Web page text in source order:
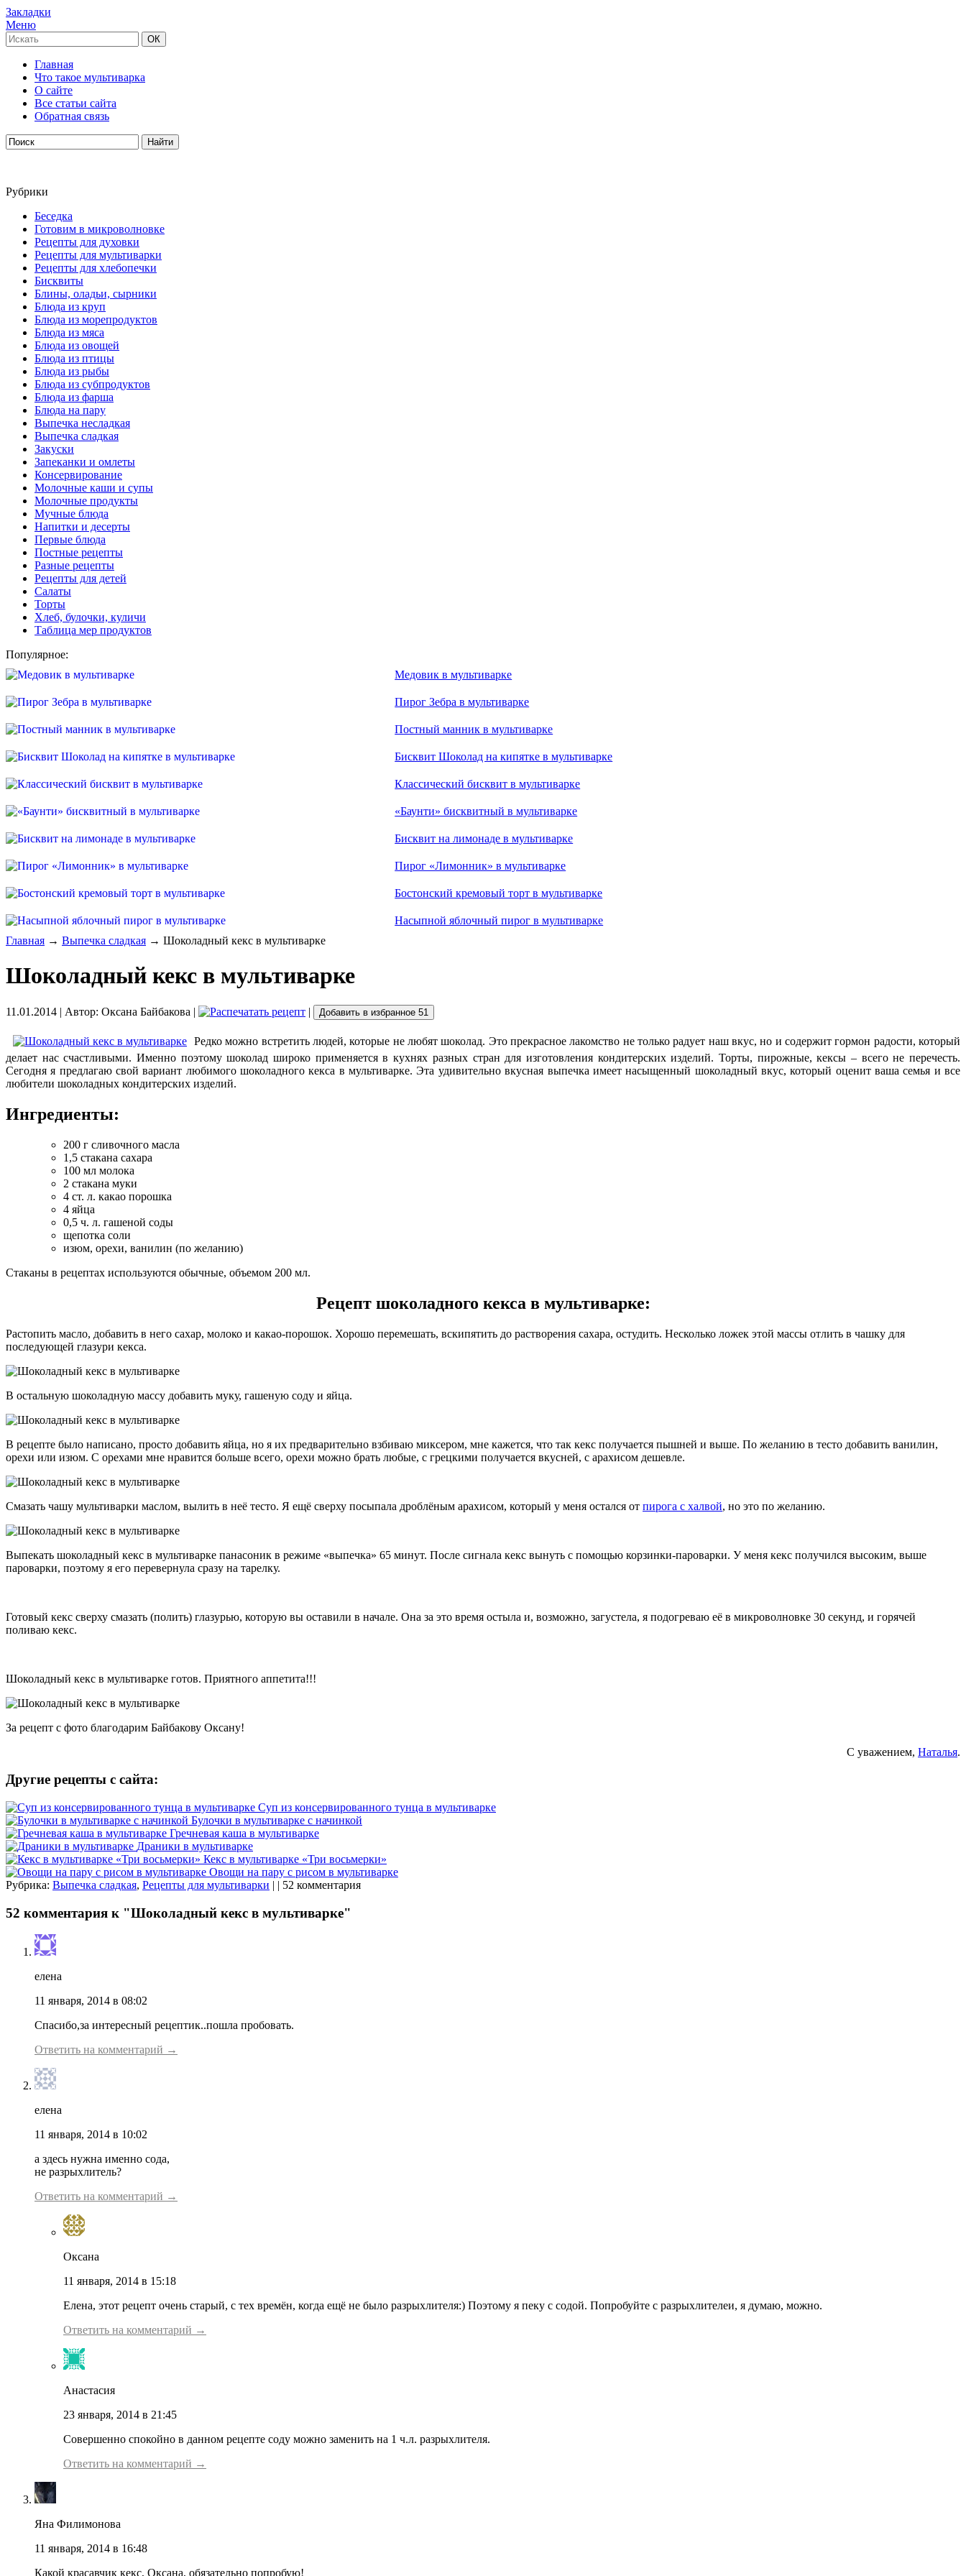
Закладки
Меню
Главная
Что такое мультиварка
О сайте
Все статьи сайта
Обратная связь
Рубрики
Беседка
Готовим в микроволновке
Рецепты для духовки
Рецепты для мультиварки
Рецепты для хлебопечки
Бисквиты
Блины, оладьи, сырники
Блюда из круп
Блюда из морепродуктов
Блюда из мяса
Блюда из овощей
Блюда из птицы
Блюда из рыбы
Блюда из субпродуктов
Блюда из фарша
Блюда на пару
Выпечка несладкая
Выпечка сладкая
Закуски
Запеканки и омлеты
Консервирование
Молочные каши и супы
Молочные продукты
Мучные блюда
Напитки и десерты
Первые блюда
Постные рецепты
Разные рецепты
Рецепты для детей
Салаты
Торты
Хлеб, булочки, куличи
Таблица мер продуктов
Популярное:
Медовик в мультиварке
Пирог Зебра в мультиварке
Постный манник в мультиварке
Бисквит Шоколад на кипятке в мультиварке
Классический бисквит в мультиварке
«Баунти» бисквитный в мультиварке
Бисквит на лимонаде в мультиварке
Пирог «Лимонник» в мультиварке
Бостонский кремовый торт в мультиварке
Насыпной яблочный пирог в мультиварке
Главная → Выпечка сладкая → Шоколадный кекс в мультиварке
Шоколадный кекс в мультиварке
11.01.2014 | Автор: Оксана Байбакова | | Добавить в избранное 51
Редко можно встретить людей, которые не любят шоколад. Это прекрасное лакомство не только радует наш вкус, но и содержит гормон радости, который
делает нас счастливыми. Именно поэтому шоколад широко применяется в кухнях разных стран для изготовления кондитерских изделий. Торты, пирожные, кексы – всего не перечесть.
Сегодня я предлагаю свой вариант любимого шоколадного кекса в мультиварке. Эта удивительно вкусная выпечка имеет насыщенный шоколадный вкус, который оценит ваша семья и все
любители шоколадных кондитерских изделий.
Ингредиенты:
200 г сливочного масла
1,5 стакана сахара
100 мл молока
2 стакана муки
4 ст. л. какао порошка
4 яйца
0,5 ч. л. гашеной соды
щепотка соли
изюм, орехи, ванилин (по желанию)
Стаканы в рецептах используются обычные, объемом 200 мл.
Рецепт шоколадного кекса в мультиварке:
Растопить масло, добавить в него сахар, молоко и какао-порошок. Хорошо перемешать, вскипятить до растворения сахара, остудить. Несколько ложек этой массы отлить в чашку для
последующей глазури кекса.
В остальную шоколадную массу добавить муку, гашеную соду и яйца.
В рецепте было написано, просто добавить яйца, но я их предварительно взбиваю миксером, мне кажется, что так кекс получается пышней и выше. По желанию в тесто добавить ванилин,
орехи или изюм. С орехами мне нравится больше всего, орехи можно брать любые, с грецкими получается вкусней, с арахисом дешевле.
Смазать чашу мультиварки маслом, вылить в неё тесто. Я ещё сверху посыпала дроблёным арахисом, который у меня остался от пирога с халвой, но это по желанию.
Выпекать шоколадный кекс в мультиварке панасоник в режиме «выпечка» 65 минут. После сигнала кекс вынуть с помощью корзинки-пароварки. У меня кекс получился высоким, выше
пароварки, поэтому я его перевернула сразу на тарелку.
Готовый кекс сверху смазать (полить) глазурью, которую вы оставили в начале. Она за это время остыла и, возможно, загустела, я подогреваю её в микроволновке 30 секунд, и горячей
поливаю кекс.
Шоколадный кекс в мультиварке готов. Приятного аппетита!!!
За рецепт с фото благодарим Байбакову Оксану!
С уважением, Наталья.
Другие рецепты с сайта:
Суп из консервированного тунца в мультиварке
Булочки в мультиварке с начинкой
Гречневая каша в мультиварке
Драники в мультиварке
Кекс в мультиварке «Три восьмерки»
Овощи на пару с рисом в мультиварке
Рубрика: Выпечка сладкая, Рецепты для мультиварки | | 52 комментария
52 комментария к "Шоколадный кекс в мультиварке"
елена
11 января, 2014 в 08:02
Спасибо,за интересный рецептик..пошла пробовать.
Ответить на комментарий →
елена
11 января, 2014 в 10:02
а здесь нужна именно сода,
не разрыхлитель?
Ответить на комментарий →
Оксана
11 января, 2014 в 15:18
Елена, этот рецепт очень старый, с тех времён, когда ещё не было разрыхлителя:) Поэтому я пеку с содой. Попробуйте с разрыхлителеи, я думаю, можно.
Ответить на комментарий →
Анастасия
23 января, 2014 в 21:45
Совершенно спокойно в данном рецепте соду можно заменить на 1 ч.л. разрыхлителя.
Ответить на комментарий →
Яна Филимонова
11 января, 2014 в 16:48
Какой красавчик кекс, Оксана, обязательно попробую!